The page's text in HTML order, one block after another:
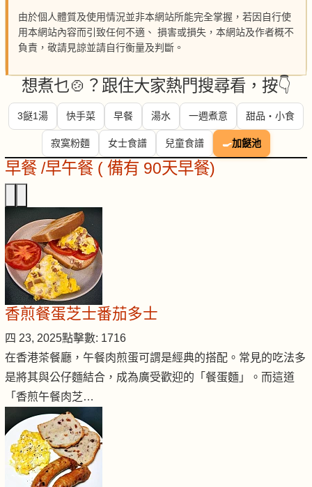
由於個人體質及使用情況並非本網站所能完全掌握，若因自行使
用本網站內容而引致任何不適、 損害或損失，本網站及作者概不
負責，敬請見諒並請自行衡量及判斷。
想煮乜🍲？跟住大家熱門搜尋看，按👇
3餸1湯 快手菜 早餐 湯水 一週煮意 甜品・小食
寂寞粉麵 女士食譜 兒童食譜 🍳加餸池
早餐 /早午餐 ( 備有 90天早餐)
香煎餐蛋芝士番茄多士
四 23, 2025點擊數: 1716
在香港茶餐廳，午餐肉煎蛋可謂是經典的搭配。常見的吃法多
是將其與公仔麵結合，成為廣受歡迎的「餐蛋麵」。而這道
「香煎午餐肉芝…